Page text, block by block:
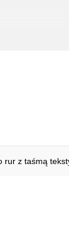
rur z taśmą